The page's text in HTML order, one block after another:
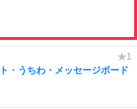
・うちわ・メッセージボード